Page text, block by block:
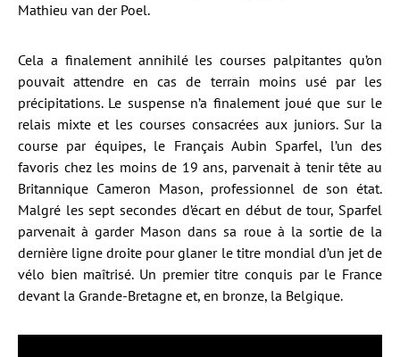
Mathieu van der Poel.
Cela a finalement annihilé les courses palpitantes qu’on
pouvait attendre en cas de terrain moins usé par les
précipitations. Le suspense n’a finalement joué que sur le
relais mixte et les courses consacrées aux juniors. Sur la
course par équipes, le Français Aubin Sparfel, l’un des
favoris chez les moins de 19 ans, parvenait à tenir tête au
Britannique Cameron Mason, professionnel de son état.
Malgré les sept secondes d’écart en début de tour, Sparfel
parvenait à garder Mason dans sa roue à la sortie de la
dernière ligne droite pour glaner le titre mondial d’un jet de
vélo bien maîtrisé. Un premier titre conquis par le France
devant la Grande-Bretagne et, en bronze, la Belgique.